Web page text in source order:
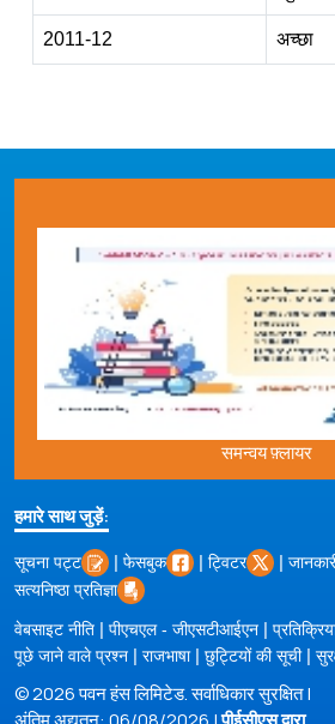
2011-12 अच्‍छा
समन्वय फ़्लायर
हमारे साथ जुड़ें:
सूचना पट्ट | फेसबुक | ट्विटर |
सत्यनिष्ठा प्रतिज्ञा
वेबसाइट नीति | पीएचएल - जीएसटीआईएन |
पूछे जाने वाले प्रश्न | राजभाषा| छुट्टियों की सूची|
© 2026 पवन हंस लिमिटेड. सर्वाधिकार सुरक्षित |